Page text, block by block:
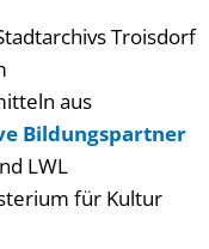
Troisdorf
aus
Bildungspartner
LWL
für Kultur